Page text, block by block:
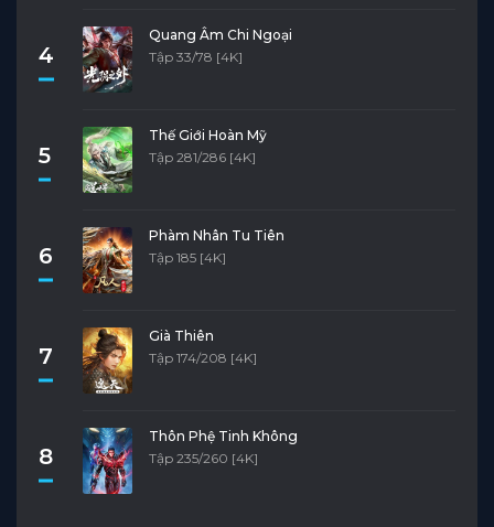
4
Quang Âm Chi Ngoại
Tập 33/78 [4K]
5
Thế Giới Hoàn Mỹ
Tập 281/286 [4K]
6
Phàm Nhân Tu Tiên
Tập 185 [4K]
7
Già Thiên
Tập 174/208 [4K]
8
Thôn Phệ Tinh Không
Tập 235/260 [4K]